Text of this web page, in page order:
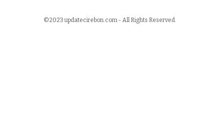
©2023 updatecirebon.com - All Rights Reserved.